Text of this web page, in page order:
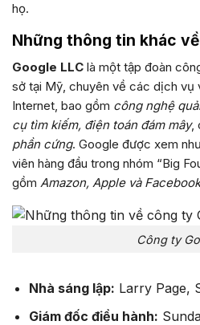
họ.
Những thông tin khác
Google LLC là một tập đoàn
sở tại Mỹ, chuyên về các dịch vụ
Internet, bao gồm công nghệ
cụ tìm kiếm, điện toán đám mây,
phần cứng. Google được xem
viên hàng đầu trong nhóm “Big
gồm Amazon, Apple và
Công ty
Nhà sáng lập: Larry Page,
Giám đốc điều hành: